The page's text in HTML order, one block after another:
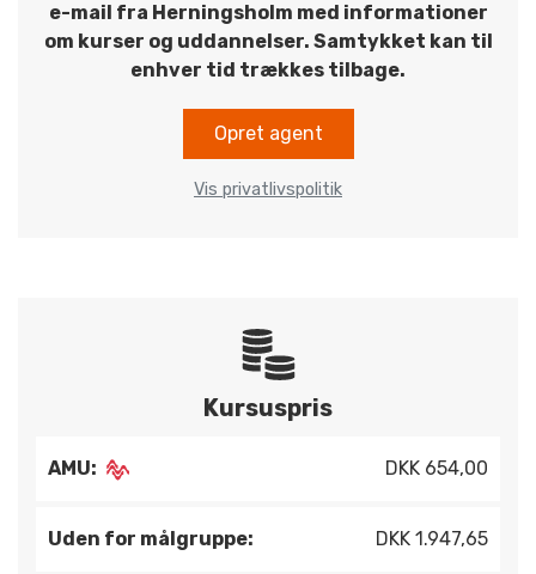
e-mail fra Herningsholm med informationer
om kurser og uddannelser. Samtykket kan til
enhver tid trækkes tilbage.
Opret agent
Vis privatlivspolitik
Kursuspris
AMU: DKK 654,00
Uden for målgruppe: DKK 1.947,65